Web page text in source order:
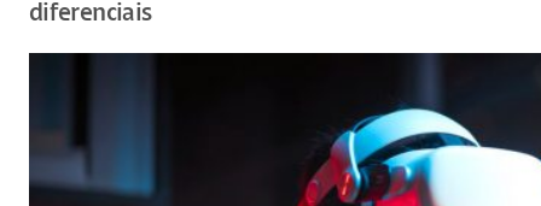
diferenciais